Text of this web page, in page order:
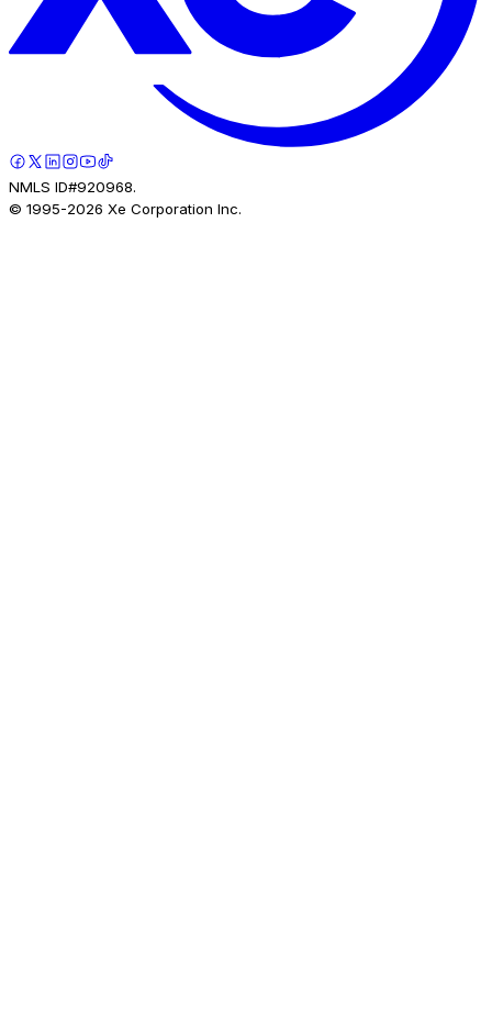
NMLS ID#920968.
© 1995-2026 Xe Corporation Inc.